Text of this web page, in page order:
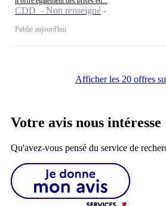
CDD - Non renseigné
Publié aujourd'hui
Afficher les 20 offres
Votre avis nous intéresse
Qu'avez-vous pensé du service de